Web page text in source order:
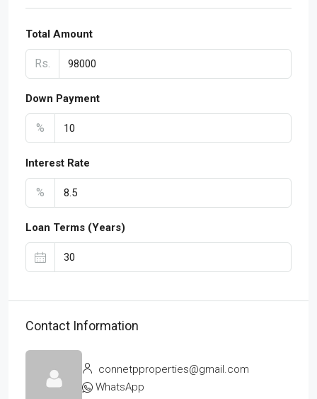
Total Amount
Rs.
Down Payment
%
Interest Rate
%
Loan Terms (Years)
Contact Information
connetpproperties@gmail.com
WhatsApp